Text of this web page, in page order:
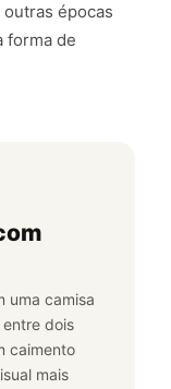
épocas
forma de
uma camisa
dois
caimento
mais